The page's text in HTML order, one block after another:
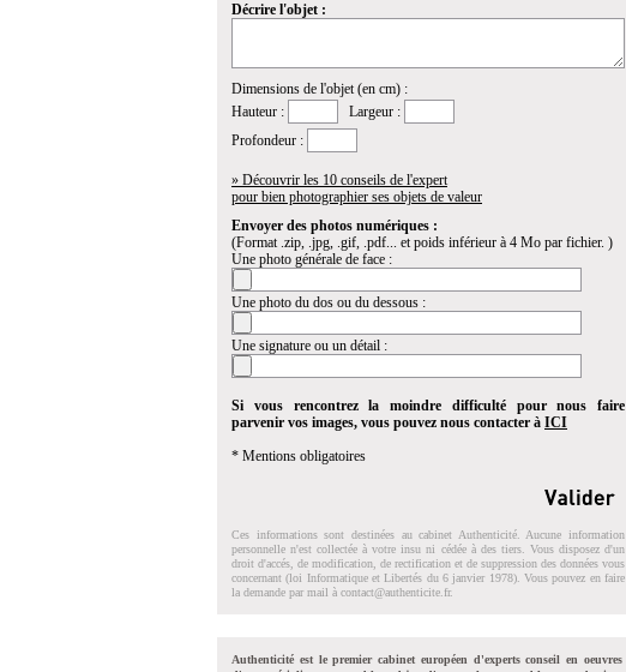
Décrire l'objet :
Dimensions de l'objet (en cm) :
Hauteur :
Largeur :
Profondeur :
» Découvrir les 10 conseils de l'expert
pour bien photographier ses objets de valeur
Envoyer des photos numériques :
(Format .zip, .jpg, .gif, .pdf... et poids inférieur à 4 Mo par fichier. )
Une photo générale de face :
Une photo du dos ou du dessous :
Une signature ou un détail :
Si vous rencontrez la moindre difficulté pour nous faire
parvenir vos images, vous pouvez nous contacter à ICI
* Mentions obligatoires
Ces informations sont destinées au cabinet Authenticité. Aucune information
personnelle n'est collectée à votre insu ni cédée à des tiers. Vous disposez d'un
droit d'accés, de modification, de rectification et de suppression des données vous
concernant (loi Informatique et Libertés du 6 janvier 1978). Vous pouvez en faire
la demande par mail à contact@authenticite.fr.
Authenticité est le premier cabinet européen d'experts conseil en oeuvres